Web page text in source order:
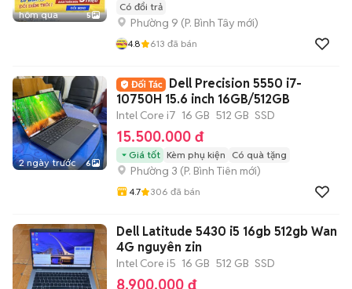
hôm qua 5
Có đổi trả
Phường 9 (P. Bình Tây mới)
4.8 613 đã bán
2 ngày trước 6
Dell Precision 5550 i7-
10750H 15.6 inch 16GB/512GB
Intel Core i7 16 GB 512 GB SSD
15.500.000 đ
Giá tốt Kèm phụ kiện Có quà tặng
Phường 3 (P. Bình Tiên mới)
4.7 306 đã bán
Dell Latitude 5430 i5 16gb 512gb Wan
4G nguyên zin
Intel Core i5 16 GB 512 GB SSD
8.900.000 đ